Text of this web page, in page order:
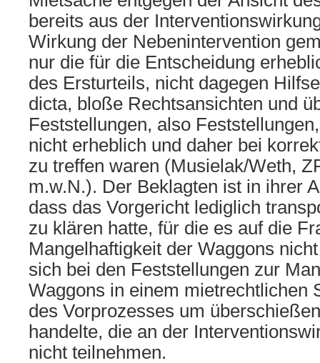
bereits aus der
Wirkung der Nebenintervention
nur die für die Entscheidung
des Ersturteils, nicht dagegen
dicta, bloße Rechtsansichten und
Feststellungen, also
nicht erheblich und daher bei
zu treffen waren (Musielak/Weth,
m.w.N.). Der Beklagten ist in ihrer
dass das Vorgericht lediglich
zu klären hatte, für die es auf die
Mangelhaftigkeit der Waggons
sich bei den Feststellungen zur
Waggons in einem mietrechtlichen
des Vorprozesses um
handelte, die an der
nicht teilnehmen.